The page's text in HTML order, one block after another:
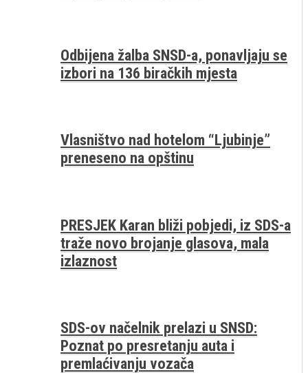
Odbijena žalba SNSD-a, ponavljaju se
izbori na 136 biračkih mjesta
Vlasništvo nad hotelom “Ljubinje”
preneseno na opštinu
PRESJEK Karan bliži pobjedi, iz SDS-a
traže novo brojanje glasova, mala
izlaznost
SDS-ov načelnik prelazi u SNSD:
Poznat po presretanju auta i
premlaćivanju vozača